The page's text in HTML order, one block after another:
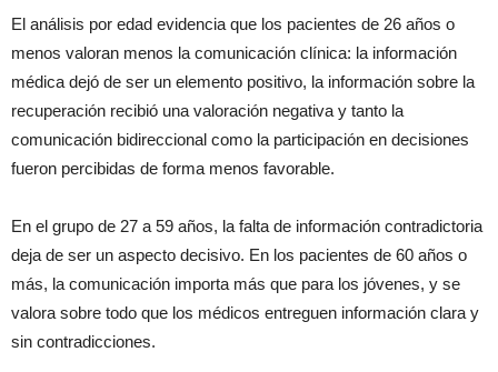
El análisis por edad evidencia que los pacientes de 26 años o
menos valoran menos la comunicación clínica: la información
médica dejó de ser un elemento positivo, la información sobre la
recuperación recibió una valoración negativa y tanto la
comunicación bidireccional como la participación en decisiones
fueron percibidas de forma menos favorable.
En el grupo de 27 a 59 años, la falta de información contradictoria
deja de ser un aspecto decisivo. En los pacientes de 60 años o
más, la comunicación importa más que para los jóvenes, y se
valora sobre todo que los médicos entreguen información clara y
sin contradicciones.